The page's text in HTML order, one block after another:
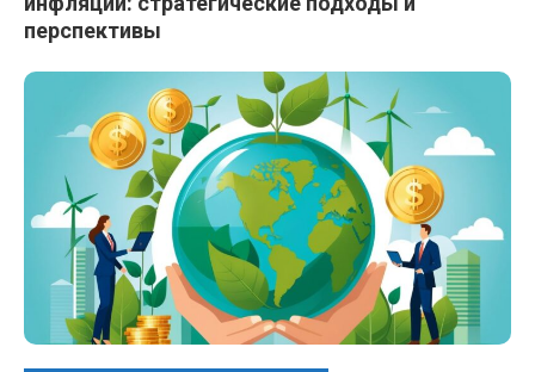
перспективы